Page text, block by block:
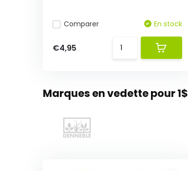
Comparer En stock
€4,95
Marques en vedette pour 1$